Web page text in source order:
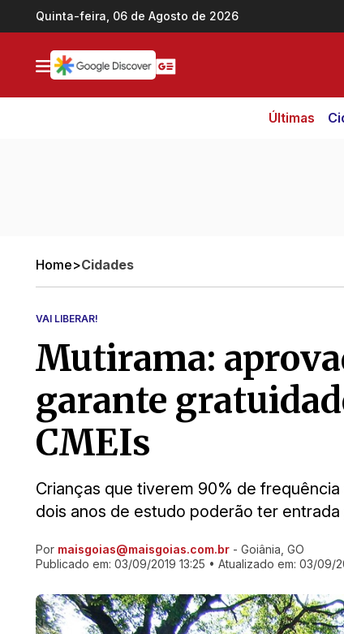
Ir direto pro conteúdo
Quinta-feira, 06 de Agosto de 2026
Últimas
Home>Cidades
VAI LIBERAR!
Mutirama:
garante
CMEIs
Crianças que tiverem 90% de
dois anos de estudo poderão ter
Ir direto pra matéria
Por maisgoias@maisgoias.com.br - Goiânia, GO
Publicado em: 03/09/2019 13:25 • Atualizado em: 03/09/